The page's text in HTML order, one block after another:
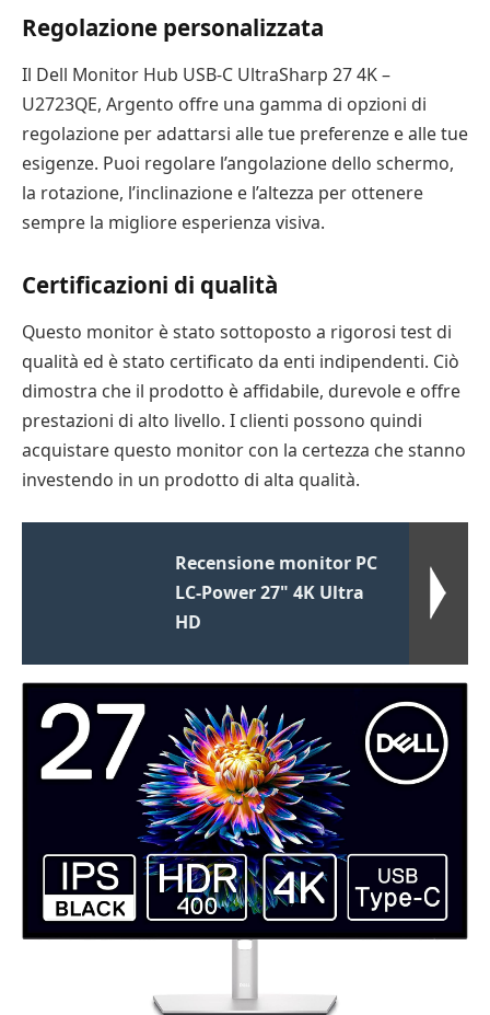
Regolazione personalizzata
Il Dell Monitor Hub USB-C UltraSharp 27 4K –
U2723QE, Argento offre una gamma di opzioni di
regolazione per adattarsi alle tue preferenze e alle tue
esigenze. Puoi regolare l’angolazione dello schermo,
la rotazione, l’inclinazione e l’altezza per ottenere
sempre la migliore esperienza visiva.
Certificazioni di qualità
Questo monitor è stato sottoposto a rigorosi test di
qualità ed è stato certificato da enti indipendenti. Ciò
dimostra che il prodotto è affidabile, durevole e offre
prestazioni di alto livello. I clienti possono quindi
acquistare questo monitor con la certezza che stanno
investendo in un prodotto di alta qualità.
Recensione monitor PC
LC-Power 27" 4K Ultra
HD